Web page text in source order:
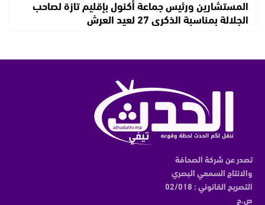
المستشارين ورئيس جماعة أكنول بإقليم تازة لصاحب
الجلالة بمناسبة الذكرى 27 لعيد العرش
تصدر عن شركة الصحافة
والانتاج السمعي البصري
التصريح القانوني : 02/018
ص.ح